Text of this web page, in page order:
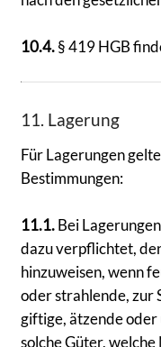
10.4.§ 419 HGB
11. Lagerung
Für Lagerungen
Bestimmungen:
11.1.Bei
dazu verpflichtet,
hinzuweisen, wenn
oder strahlende, zur
giftige, ätzende
solche Güter,